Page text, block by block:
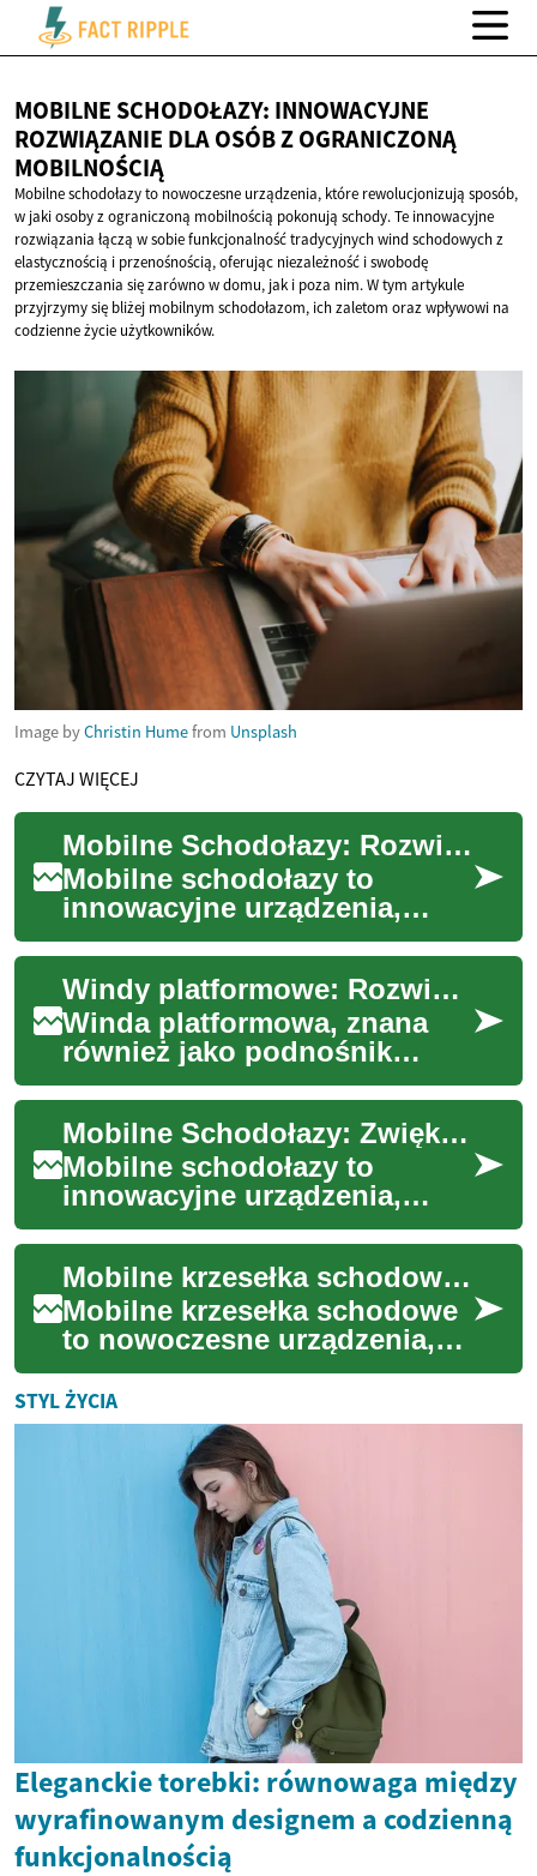
MOBILNE SCHODOŁAZY: INNOWACYJNE
ROZWIĄZANIE DLA OSÓB ZOGRANICZONĄ
MOBILNOŚCIĄ
Mobilne schodołazy to nowoczesne urządzenia, które rewolucjonizują sposób,
w jaki osoby z ograniczoną mobilnością pokonują schody. Te innowacyjne
rozwiązania łączą w sobie funkcjonalność tradycyjnych wind schodowych z
elastycznością i przenośnością, oferując niezależność i swobodę
przemieszczania się zarówno w domu, jak i poza nim. W tym artykule
przyjrzymy się bliżej mobilnym schodołazom, ich zaletom oraz wpływowi na
codzienne życie użytkowników.
Image byChristin Humefrom Unsplash
CZYTAJ WIĘCEJ
Mobilne Schodołazy: Rozwiązanie dla Lepszej Mobilności Seniorów
Mobilne schodołazy to
innowacyjne urządzenia,
które znacząco poprawiają
jakość życia osób starszych i
niepełnosprawny...
Windy platformowe: Rozwiązanie dla osób z ograniczoną mobilnością
Winda platformowa, znana
również jako podnośnik
schodowy, to innowacyjne
urządzenie, które znacząco
poprawia jakość ż...
Mobilne Schodołazy: Zwiększenie Dostępności dla Seniorów i Osób z Ograniczoną Mobilnością
Mobilne schodołazy to
innowacyjne urządzenia,
które znacząco poprawiają
jakość życia osób starszych i
z ograniczoną m...
Mobilne krzesełka schodowe: Innowacyjne rozwiązanie dla seniorów
Mobilne krzesełka schodowe
to nowoczesne urządzenia,
które znacząco poprawiają
jakość życia osób starszych i
osób z o...
STYL ŻYCIA
Eleganckie torebki: równowaga między
wyrafinowanym designem a codzienną
funkcjonalnością